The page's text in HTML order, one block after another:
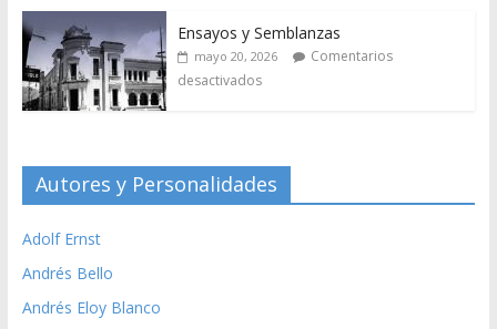
Ensayos y Semblanzas
mayo 20, 2026
Comentarios
desactivados
Autores y Personalidades
Adolf Ernst
Andrés Bello
Andrés Eloy Blanco